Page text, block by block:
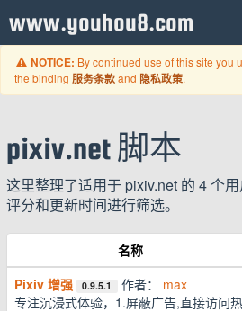
www.youhou8.com
NOTICE: By continued use of this site you
the binding 服务条款and 隐私政策.
pixiv.net 脚本
这里整理了适用于 pixiv.net 的 4 个用
评分和更新时间进行筛选。
名称
Pixiv 增强
0.9.5.1 作者： max
专注沉浸式体验，1.屏蔽广告,直接访问热